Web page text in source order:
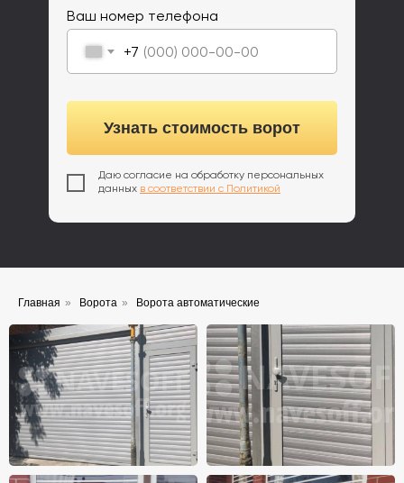
Даю согласие на обработку персональных
данных в соответствии с Политикой
Узнать стоимость ворот
Ваш номер телефона
+7
Главная » Ворота » Ворота автоматические